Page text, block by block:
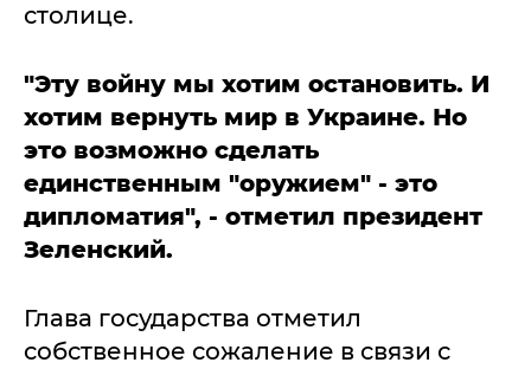
столице.
"Эту войну мы хотим остановить. И
хотим вернуть мир в Украине. Но
это возможно сделать
единственным "оружием" - это
дипломатия", - отметил президент
Зеленский.
Глава государства отметил
собственное сожаление в связи с